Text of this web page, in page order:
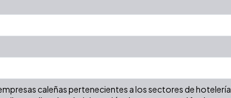
caleñas pertenecientes a los sectores de hotelería,